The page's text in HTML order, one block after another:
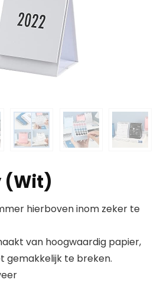
(Wit)
hierboven inom zeker te
van hoogwaardig papier,
gemakkelijk te breken.